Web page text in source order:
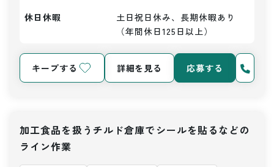
休日休暇
土日祝日休み、長期休暇あり
（年間休日125日以上）
キープする 詳細を見る 応募する
加工食品を扱うチルド倉庫でシールを貼るなどの
ライン作業